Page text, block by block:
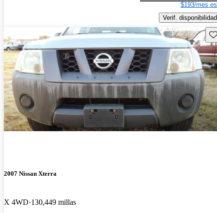
$193/mes
Verif. disponibilidad
2007 Nissan Xterra
X 4WD 130,449 millas